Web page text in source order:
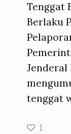
Tenggat
Berlaku
Jenderal
tenggat
1